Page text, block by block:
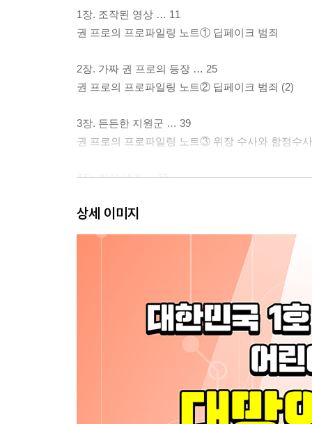
1장. 조작된 영상 … 11
권 프로의 프로파일링 노트① 딥페이크 범죄
2장. 가짜 권 프로의 등장 … 25
권 프로의 프로파일링 노트② 딥페이크 범죄 (2)
3장. 든든한 지원군 … 39
권 프로의 프로파일링 노트③ 위장 수사와 함정수사
4장. 현실 세계 … 55
5장. 네메시스 요새 … 65
권 프로의 프로파일링 노트④ DNA 감식
권 프로의 프로파일링 노트⑤ 수사에서 고정관념
7장. 최후의 딜레마 … 93
AI 탐정단과 함께 추리력 더하기 … 138
상세 이미지